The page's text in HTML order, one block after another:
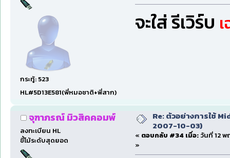
กระทู้: 523
HL#5D13E581(พี่หมอชาติ+พี่สาก)
จะใส่ รีเวิร์บ
จุฑาภรณ์ มิวสิคคอมพ์
ลงทะเบียน HL
ขี้โม้ระดับสุดยอด
Re: ตัวอย่างการใช้
2007-10-03)
« ตอบกลับ #34 เมื่อ: วันที่ 12
»